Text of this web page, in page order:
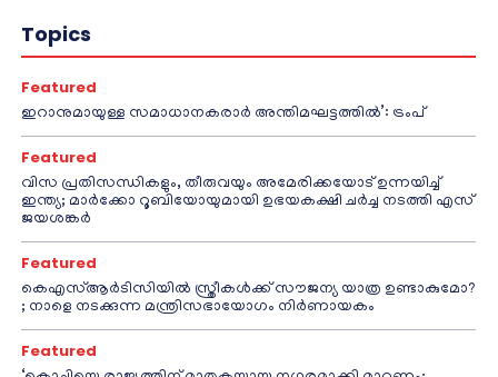
Topics
Featured
ഇറാനുമായുള്ള സമാധാനകരാർ അന്തിമഘട്ടത്തിൽ‌’: ട്രംപ്
Featured
വിസ പ്രതിസന്ധികളും, തീരുവയും അമേരിക്കയോട് ഉന്നയിച്ച്
ഇന്ത്യ; മാർക്കോ റൂബിയോയുമായി ഉഭയകക്ഷി ചർച്ച നടത്തി എസ്
ജയശങ്കർ
Featured
കെഎസ്ആർടിസിയിൽ സ്ത്രീകൾക്ക് സൗജന്യ യാത്ര ഉണ്ടാകുമോ?
; നാളെ നടക്കുന്ന മന്ത്രിസഭായോഗം നിർണായകം
Featured